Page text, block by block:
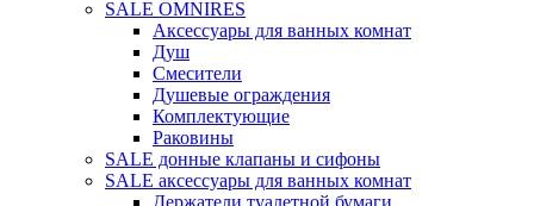
SALE OMNIRES
Аксессуары для ванных комнат
Душ
Смесители
Душевые ограждения
Комплектующие
Раковины
SALE донные клапаны и сифоны
SALE аксессуары для ванных комнат